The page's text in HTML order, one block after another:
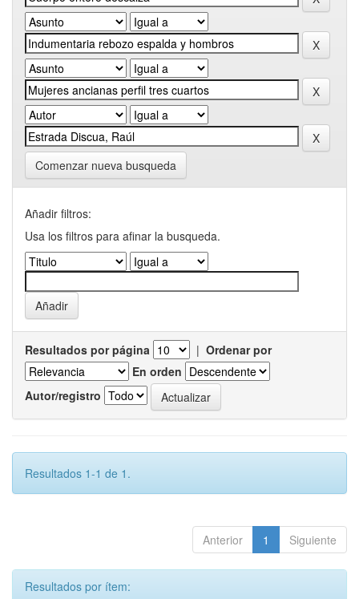
Comenzar nueva busqueda
Añadir filtros:
Usa los filtros para afinar la busqueda.
Resultados por página | Ordenar por
En orden
Autor/registro
Resultados 1-1 de 1.
Anterior 1 Siguiente
Resultados por ítem: